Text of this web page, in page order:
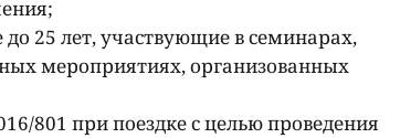
25 лет, участвующие в семинарах,
мероприятиях, организованных
801 при поездке с целью проведения